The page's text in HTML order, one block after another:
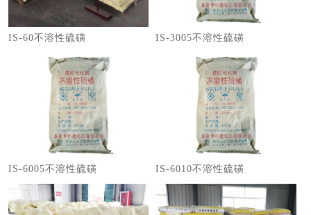
IS-60不溶性硫磺 IS-3005不溶性硫磺
IS-6005不溶性硫磺 IS-6010不溶性硫磺